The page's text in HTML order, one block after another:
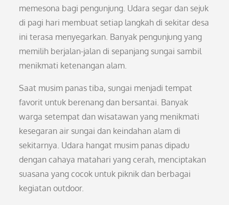
memesona bagi pengunjung. Udara segar dan sejuk
di pagi hari membuat setiap langkah di sekitar desa
ini terasa menyegarkan. Banyak pengunjung yang
memilih berjalan-jalan di sepanjang sungai sambil
menikmati ketenangan alam.
Saat musim panas tiba, sungai menjadi tempat
favorit untuk berenang dan bersantai. Banyak
warga setempat dan wisatawan yang menikmati
kesegaran air sungai dan keindahan alam di
sekitarnya. Udara hangat musim panas dipadu
dengan cahaya matahari yang cerah, menciptakan
suasana yang cocok untuk piknik dan berbagai
kegiatan outdoor.